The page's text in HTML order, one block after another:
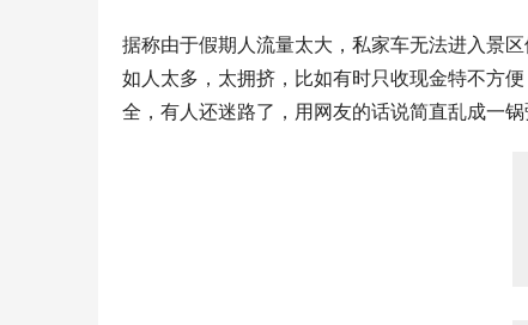
据称由于假期人流量太大，私家车无法进入景
如人太多，太拥挤，比如有时只收现金特不方
全，有人还迷路了，用网友的话说简直乱成一锅